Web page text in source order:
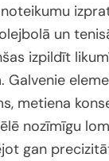
un
izpildīt
Galvenie
metiena
nozīmīgu
gan